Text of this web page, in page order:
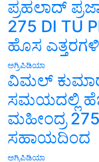
ಪ್ರಹಲಾದ್
275 DI TU
ಹೊಸ
ಅಗ್ರಿಪಿಡಿಯಾ
ವಿಮಲ್
ಸಮಯದಲ್ಲಿ
ಮಹೀಂದ್ರ
ಸಹಾಯದಿಂದ
ಅಗ್ರಿಪಿಡಿಯಾ